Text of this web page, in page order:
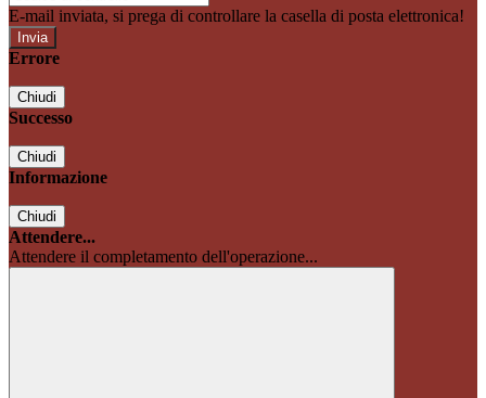
E-mail inviata, si prega di controllare la casella di posta elettronica!
Errore
Chiudi
Successo
Chiudi
Informazione
Chiudi
Attendere...
Attendere il completamento dell'operazione...